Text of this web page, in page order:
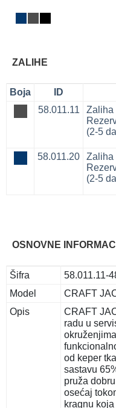
ZALIHE
Boja ID
58.011.11
Zaliha
(2-5
58.011.20
Zaliha
(2-5
OSNOVNE
Šifra
58.011.11-
Model
CRAFT
Opis
CRAFT
radu u
od keper
sastavu
pruža
osećaj
kragnu